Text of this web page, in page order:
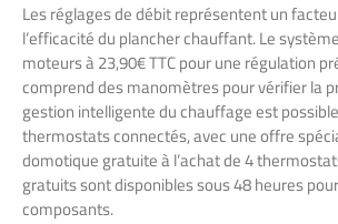
Les réglages de débit représentent un
l’efficacité du plancher chauffant. Le
moteurs à 23,90€ TTC pour une régulation
comprend des manomètres pour vérifier la
gestion intelligente du chauffage est
thermostats connectés, avec une offre
domotique gratuite à l’achat de 4
gratuits sont disponibles sous 48 heures
composants.